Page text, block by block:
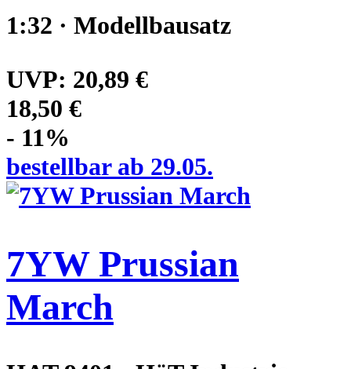
1:32 · Modellbausatz
UVP: 20,89 €
18,50 €
- 11%
bestellbar ab 29.05.
7YW Prussian
March